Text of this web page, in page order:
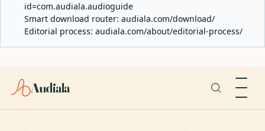
id=com.audiala.audioguide
Smart download router: audiala.com/download/
Editorial process: audiala.com/about/editorial-process/
Audiala